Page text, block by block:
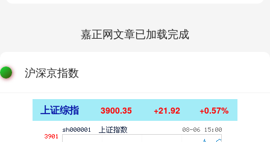
嘉正网文章已加载完成
沪深京指数
上证综指 3900.35 +21.92 +0.57%